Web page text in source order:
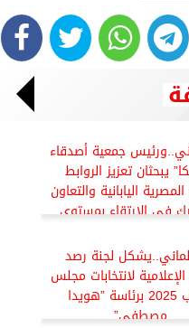
جمعية أصدقاء
يبحثان تعزيز الروابط
اليابانية والتعاون
فى الارتقاء بمستوى
لجنة رصد
لانتخابات مجلس
النواب 2025 برئاسة ”هويدا
مصطفى”